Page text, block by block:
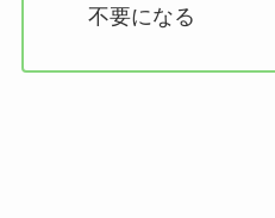
不要になる